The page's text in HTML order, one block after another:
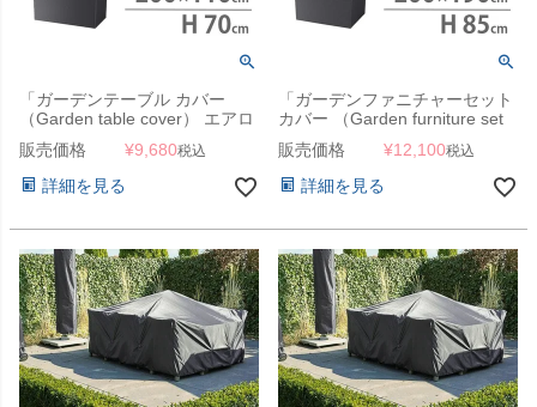
「ガーデンテーブル カバー
（Garden table cover） エアロ
カバー（AeroCover） #7924
200x110xH70cm」【沖縄・離
島は送料要見積り】
販売価格 ¥9,680税込
詳細を見る
「ガーデンファニチャーセット
カバー （Garden furniture set
cover） エアロカバー
（AeroCover） #7915
200x190x85cm（NS）」【沖
縄・離島は送料要見積り】
販売価格 ¥12,100税込
詳細を見る